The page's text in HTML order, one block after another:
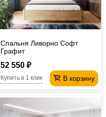
Спальня Ливорно Софт
Графит
52 550 ₽
В корзину
Купить в 1 клик